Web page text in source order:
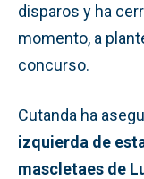
disparos y ha
momento, a
concurso.
Cutanda ha
izquierda de
mascletaes de